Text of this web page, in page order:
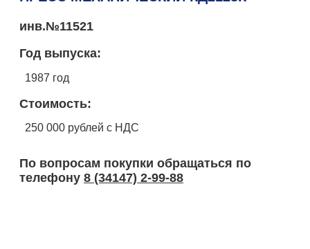
инв.№11521
Год выпуска:
1987 год
Стоимость:
250 000 рублей с НДС
По вопросам покупки обращаться по
телефону 8 (34147) 2-99-88